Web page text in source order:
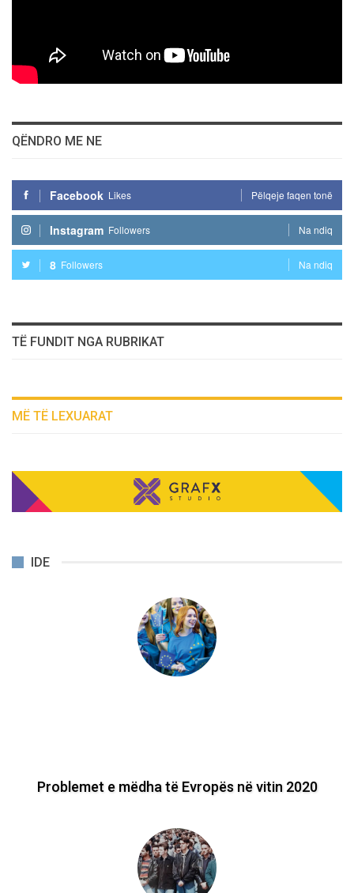
QËNDRO ME NE
Facebook Likes Pëlqeje faqen tonë
Instagram Followers Na ndiq
8 Followers Na ndiq
TË FUNDIT NGA RUBRIKAT
MË TË LEXUARAT
IDE
frikshme e përgjegjësve…